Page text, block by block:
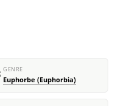
GENRE
Euphorbe (Euphorbia)